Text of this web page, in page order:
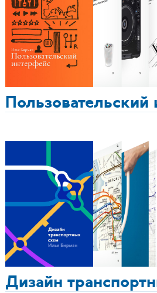
Пользовательский
Дизайн